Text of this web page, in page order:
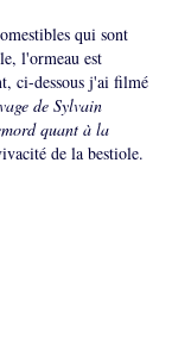
qui sont
l'ormeau est
ci-dessous j'ai filmé
de Sylvain
quant à la
de la bestiole.